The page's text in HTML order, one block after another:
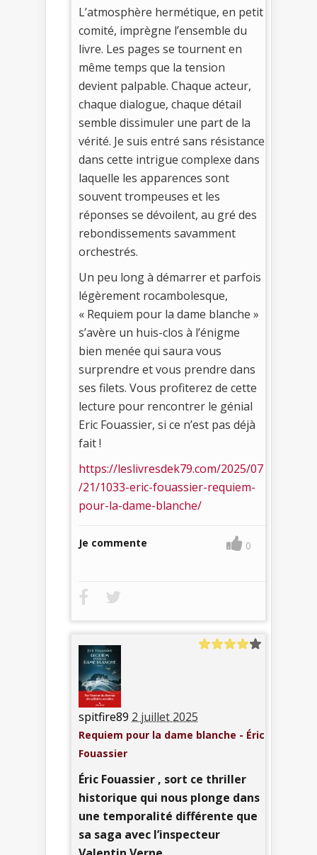
L’atmosphère hermétique, en petit
comité, imprègne l’ensemble du
livre. Les pages se tournent en
même temps que la tension
devient palpable. Chaque acteur,
chaque dialogue, chaque détail
semble dissimuler une part de la
vérité. Je suis entré sans résistance
dans cette intrigue complexe dans
laquelle les apparences sont
souvent trompeuses et les
réponses se dévoilent, au gré des
rebondissements savamment
orchestrés.
Un peu long à démarrer et parfois
légèrement rocambolesque,
« Requiem pour la dame blanche »
s’avère un huis-clos à l’énigme
bien menée qui saura vous
surprendre et vous prendre dans
ses filets. Vous profiterez de cette
lecture pour rencontrer le génial
Eric Fouassier, si ce n’est pas déjà
fait !
https://leslivresdek79.com/2025/07
/21/1033-eric-fouassier-requiem-
pour-la-dame-blanche/
Je commente 0
spitfire89 2 juillet 2025
Requiem pour la dame blanche - Éric
Fouassier
Éric Fouassier , sort ce thriller
historique qui nous plonge dans
une temporalité différente que
sa saga avec l’inspecteur